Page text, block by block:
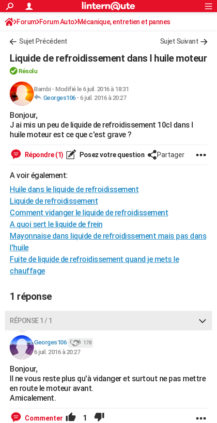
ACTUALITÉS
Politique
Société
Faits Divers
Education
Monde
Villes
+
Programme TV
TNTStreaming
Cinéma
Sorties cinéma
Musique
+FINANCE
Retraite
Impôts
Epargne
Immobilier
Risques naturels par ville
Banque
Assurance
Crédit
AUTO
Essais
Réserver un essai
Citadines
Berlines
SUV
Forum auto
Mobiles
Meilleur smartphone
Internet
Ordinateurs
Jeux vidéo
Guide high-tech
+BRICOLAGE
WEEK-END
Art de vivre
Bien-être
Loisirs
Mode
Modes de vie
SANTE
Alimentation
Guide de la santé
Maladies
Médicaments
Sommeil
VOYAGE
Destinations
City break
Voyage nature
Voyage de noces
Forum
Climat
+PHOTO
GUIDES D'ACHAT
BONS PLANS
Dictionnaire
Biographies
Citations
Expressions
Proverbes
COPAINS D'AVANT
S'inscrire
Se connecter
Lycées
Collèges
Primaires
Universités
Entreprises
Service militaire
Avis de recherche
AVIS DE DÉCÈS
FORUM
Rechercher
S'inscrire
Connexion
Forum Forum Auto Mécanique, entretien et pannes
Sujet Précédent Sujet Suivant
Liquide de refroidissement dans l huile moteur
Résolu
Bambi- Modifié le 6 juil. 2016 à 18:31
Georges106- 6 juil. 2016 à 20:27
Bonjour,
J ai mis un peu de liquide de refroidissement 10cl dans l
huile moteur est ce que c'est grave ?
Répondre (1) Posez votre question Partager
A voir également:
Huile dans le liquide de refroidissement
Liquide de refroidissement
Comment vidanger le liquide de refroidissement
A quoi sert le liquide de frein
Mayonnaise dans liquide de refroidissement mais pas dans
l'huile
Fuite de liquide de refroidissement quand je mets le
chauffage
1 réponse
RÉPONSE 1 / 1
Georges106 178
6 juil. 2016 à 20:27
Bonjour,
Il ne vous reste plus qu'à vidanger et surtout ne pas mettre
en route le moteur avant.
Amicalement.
Commenter 1